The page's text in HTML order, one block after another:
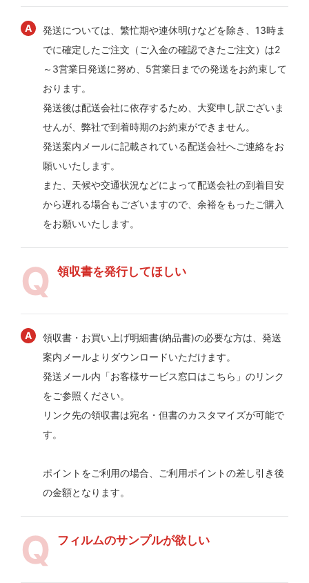
発送については、繁忙期や連休明けなどを除き、13時ま
でに確定したご注文（ご入金の確認できたご注文）は2
～3営業日発送に努め、5営業日までの発送をお約束して
おります。
発送後は配送会社に依存するため、大変申し訳ございま
せんが、弊社で到着時期のお約束ができません。
発送案内メールに記載されている配送会社へご連絡をお
願いいたします。
また、天候や交通状況などによって配送会社の到着目安
から遅れる場合もございますので、余裕をもったご購入
をお願いいたします。
領収書を発行してほしい
領収書・お買い上げ明細書(納品書)の必要な方は、発送
案内メールよりダウンロードいただけます。
発送メール内「お客様サービス窓口はこちら」のリンク
をご参照ください。
リンク先の領収書は宛名・但書のカスタマイズが可能で
す。
ポイントをご利用の場合、ご利用ポイントの差し引き後
の金額となります。
フィルムのサンプルが欲しい